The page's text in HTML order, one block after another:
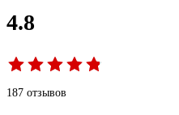
4.8
187 отзывов